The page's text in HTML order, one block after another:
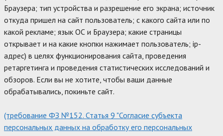
Браузера; тип устройства и разрешение его экрана; источник
откуда пришел на сайт пользователь; с какого сайта или по
какой рекламе; язык ОС и Браузера; какие страницы
открывает и на какие кнопки нажимает пользователь; ip-
адрес) в целях функционирования сайта, проведения
ретаргетинга и проведения статистических исследований и
обзоров. Если вы не хотите, чтобы ваши данные
обрабатывались, покиньте сайт.
(требование ФЗ №152. Статья 9 "Согласие субъекта
персональных данных на обработку его персональных